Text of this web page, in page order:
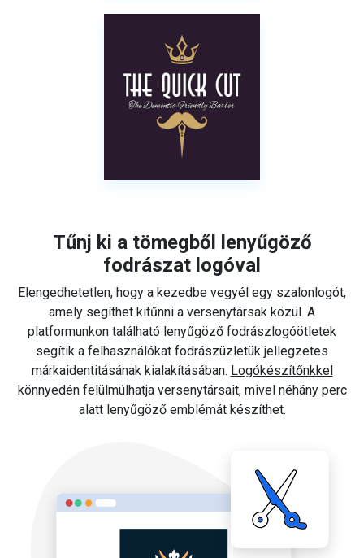
Tűnj ki a tömegből lenyűgöző
fodrászat logóval
Elengedhetetlen, hogy a kezedbe vegyél egy szalonlogót,
amely segíthet kitűnni a versenytársak közül. A
platformunkon található lenyűgöző fodrászlogóötletek
segítik a felhasználókat fodrászüzletük jellegzetes
márkaidentitásának kialakításában. Logókészítőnkkel
könnyedén felülmúlhatja versenytársait, mivel néhány perc
alatt lenyűgöző emblémát készíthet.